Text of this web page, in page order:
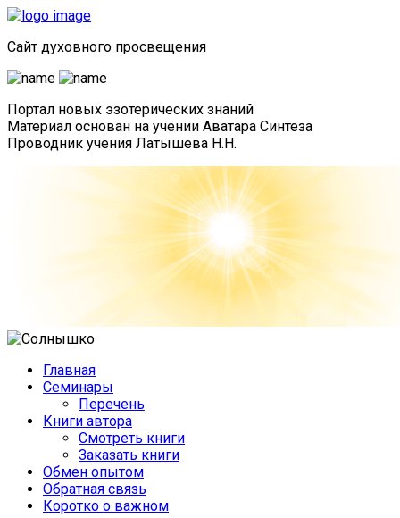
Сайт духовного просвещения
Портал новых эзотерических знаний
Материал основан на учении Аватара Синтеза
Проводник учения Латышева Н.Н.
Главная
Семинары
Перечень
Книги автора
Смотреть книги
Заказать книги
Обмен опытом
Обратная связь
Коротко о важном